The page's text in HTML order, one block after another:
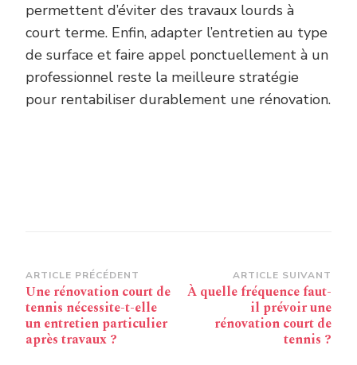
permettent d’éviter des travaux lourds à
court terme. Enfin, adapter l’entretien au type
de surface et faire appel ponctuellement à un
professionnel reste la meilleure stratégie
pour rentabiliser durablement une rénovation.
Navigation
d’article
ARTICLE PRÉCÉDENT
Une rénovation court de
tennis nécessite-t-elle
un entretien particulier
après travaux ?
ARTICLE SUIVANT
À quelle fréquence faut-
il prévoir une
rénovation court de
tennis ?